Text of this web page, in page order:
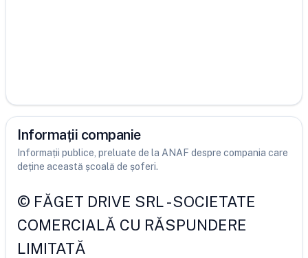
Informații companie
Informații publice, preluate de la ANAF despre compania care
deține această școală de șoferi.
© FĂGET DRIVE SRL-SOCIETATE
COMERCIALĂ CU RĂSPUNDERE
LIMITATĂ